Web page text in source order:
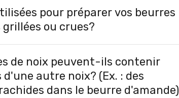
pour préparer vos beurres
ou crues?
de noix peuvent-ils contenir
autre noix? (Ex. : des
dans le beurre d'amande)